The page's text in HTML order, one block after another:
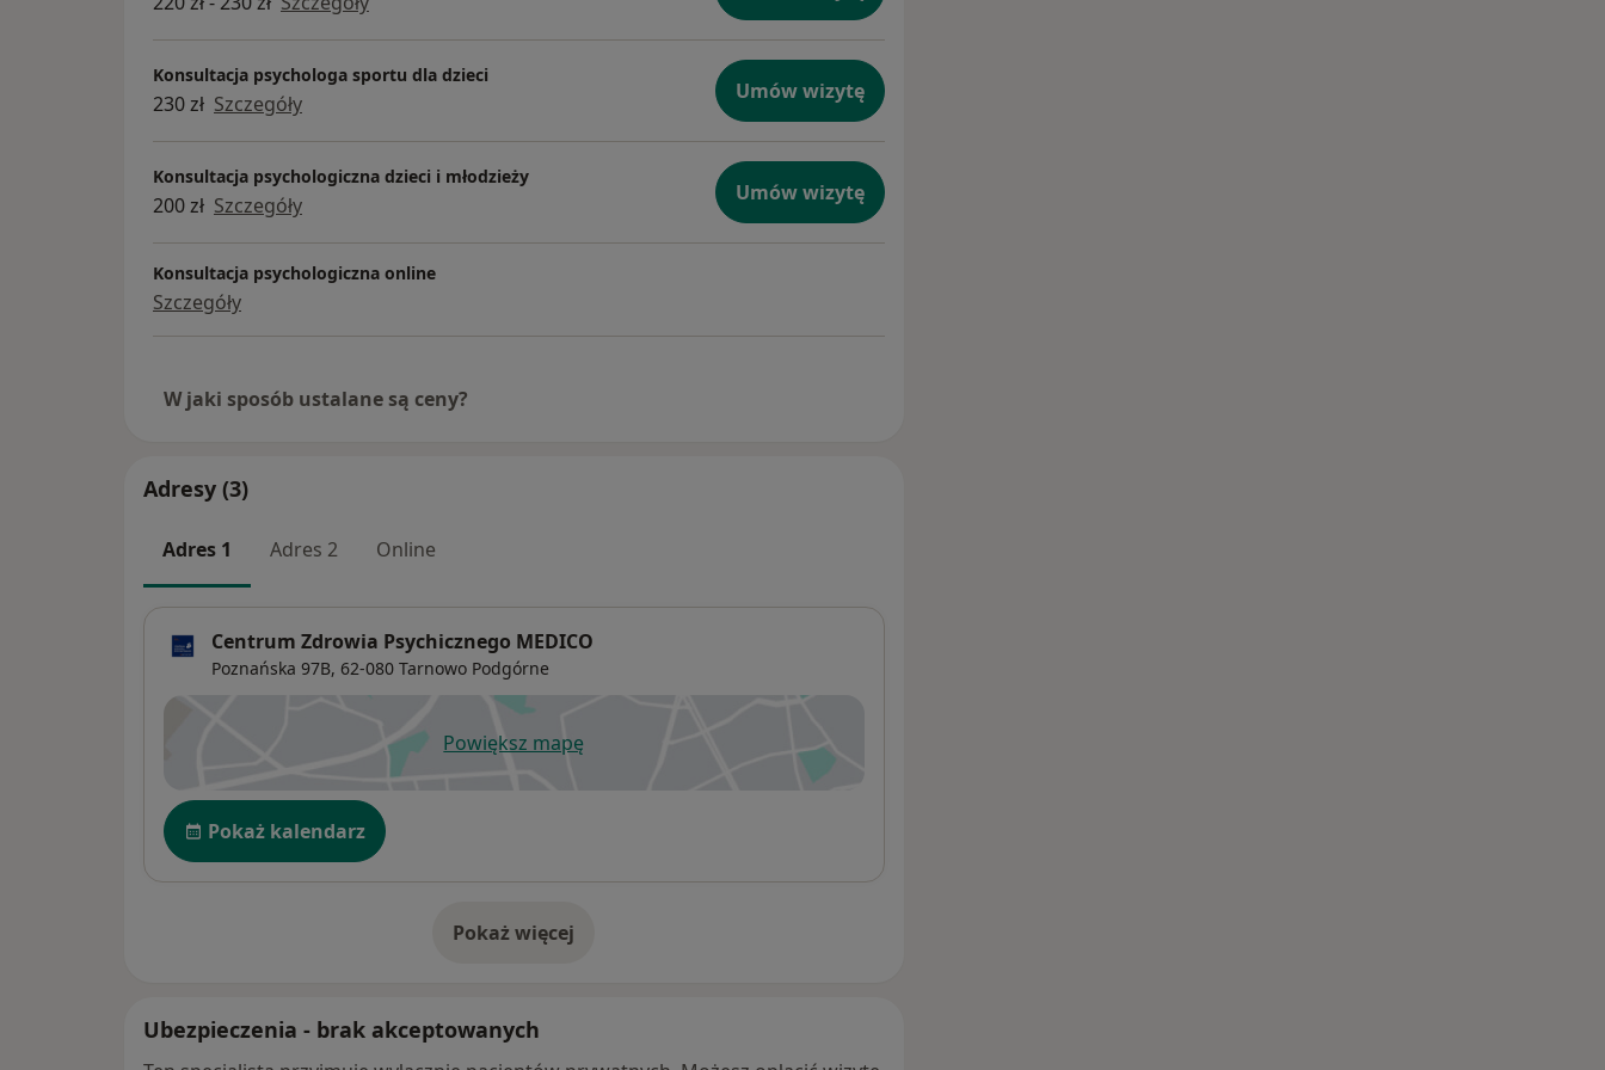
- jak tworzyć własne, wspierające rutyny
przedstartowe.
Nie pozwól, by jedno potknięcie niszczyło
radość Twojego dziecka ze sportu. Wyposaż je
Gdzie: INTEGRO, ul. Marszałkowska 20, Poznań
Konsultacja psychologa sportu dla dzieci
230 zł Szczegóły Umów wizytę
Konsultacja psychologiczna dzieci i młodzieży
200 zł Szczegóły Umów wizytę
Konsultacja psychologiczna online
Szczegóły
W jaki sposób ustalane są ceny?
Adresy (3)
Adres 1 Adres 2 Online
Centrum Zdrowia Psychicznego MEDICO
Poznańska 97B, 62-080 Tarnowo Podgórne
Powiększ mapęotwiera się w nowej karcie
Dostępność
Pokaż kalendarz
Pokaż więcej
o adresie
Ubezpieczenia - brak akceptowanych